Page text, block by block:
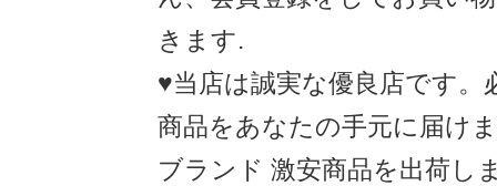
きます.
♥当店は誠実な優良店です。
商品をあなたの手元に届け
ブランド 激安商品を出荷し